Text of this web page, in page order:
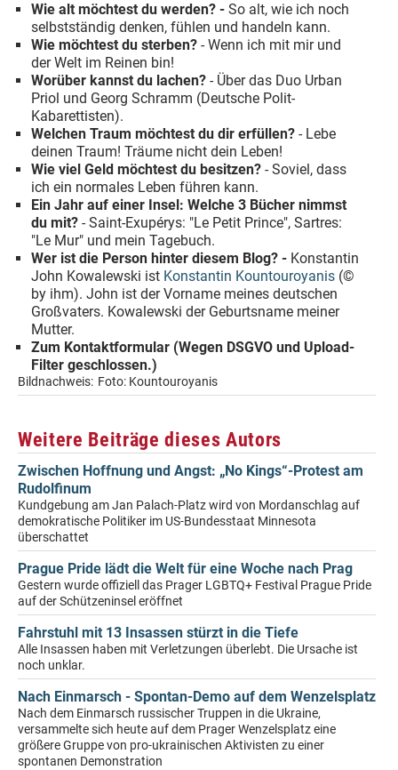
Wie alt möchtest du werden? - So alt, wie ich noch
selbstständig denken, fühlen und handeln kann.
Wie möchtest du sterben? - Wenn ich mit mir und
der Welt im Reinen bin!
Worüber kannst du lachen? - Über das Duo Urban
Priol und Georg Schramm (Deutsche Polit-
Kabarettisten).
Welchen Traum möchtest du dir erfüllen? - Lebe
deinen Traum! Träume nicht dein Leben!
Wie viel Geld möchtest du besitzen? - Soviel, dass
ich ein normales Leben führen kann.
Ein Jahr auf einer Insel: Welche 3 Bücher nimmst
du mit? - Saint-Exupérys: "Le Petit Prince", Sartres:
"Le Mur" und mein Tagebuch.
Wer ist die Person hinter diesem Blog? - Konstantin
John Kowalewski ist Konstantin Kountouroyanis (©
by ihm). John ist der Vorname meines deutschen
Großvaters. Kowalewski der Geburtsname meiner
Mutter.
Zum Kontaktformular (Wegen DSGVO und Upload-
Filter geschlossen.)
Bildnachweis: Foto: Kountouroyanis
Weitere Beiträge dieses Autors
Zwischen Hoffnung und Angst: „No Kings“-Protest am
Rudolfinum
Kundgebung am Jan Palach-Platz wird von Mordanschlag auf
demokratische Politiker im US-Bundesstaat Minnesota
überschattet
Prague Pride lädt die Welt für eine Woche nach Prag
Gestern wurde offiziell das Prager LGBTQ+ Festival Prague Pride
auf der Schützeninsel eröffnet
Fahrstuhl mit 13 Insassen stürzt in die Tiefe
Alle Insassen haben mit Verletzungen überlebt. Die Ursache ist
noch unklar.
Nach Einmarsch - Spontan-Demo auf dem Wenzelsplatz
Nach dem Einmarsch russischer Truppen in die Ukraine,
versammelte sich heute auf dem Prager Wenzelsplatz eine
größere Gruppe von pro-ukrainischen Aktivisten zu einer
spontanen Demonstration